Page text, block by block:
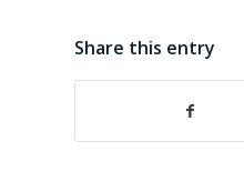
Share this entry